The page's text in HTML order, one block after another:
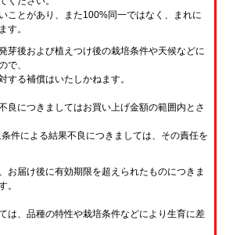
ことがあり、また100%同一ではなく、まれに
す。
芽後および植えつけ後の栽培条件や天候などに
で、
する補償はいたしかねます。
良につきましてはお買い上げ金額の範囲内とさ
件による結果不良につきましては、その責任を
お届け後に有効期限を超えられたものにつきま
。
は、品種の特性や栽培条件などにより生育に差